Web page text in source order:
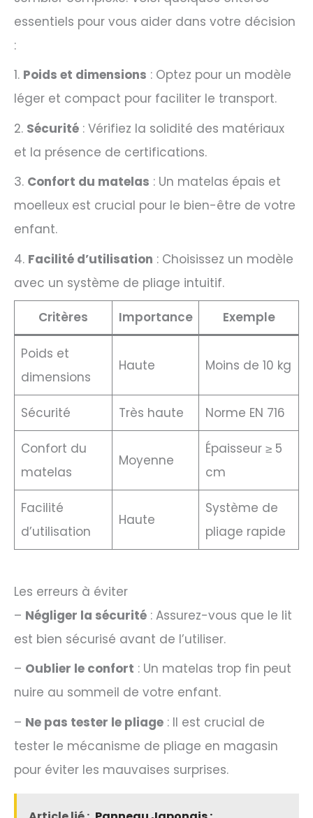
essentiels pour vous aider dans votre décision
:
1. Poids et dimensions : Optez pour un modèle
léger et compact pour faciliter le transport.
2. Sécurité : Vérifiez la solidité des matériaux
et la présence de certifications.
3. Confort du matelas : Un matelas épais et
moelleux est crucial pour le bien-être de votre
enfant.
4. Facilité d’utilisation : Choisissez un modèle
avec un système de pliage intuitif.
Critères Importance Exemple
Poids et
dimensions
Haute Moins de 10 kg
Sécurité Très haute Norme EN 716
Confort du
matelas
Moyenne
Épaisseur ≥ 5
cm
Facilité
d’utilisation
Haute
Système de
pliage rapide
Les erreurs à éviter
– Négliger la sécurité : Assurez-vous que le lit
est bien sécurisé avant de l’utiliser.
– Oublier le confort : Un matelas trop fin peut
nuire au sommeil de votre enfant.
– Ne pas tester le pliage : Il est crucial de
tester le mécanisme de pliage en magasin
pour éviter les mauvaises surprises.